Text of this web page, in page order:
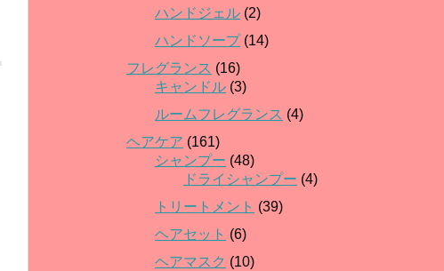
ハンドジェル (2)
ハンドソープ(14)
フレグランス (16)
キャンドル (3)
ルームフレグランス (4)
ヘアケア (161)
シャンプー (48)
ドライシャンプー (4)
トリートメント (39)
ヘアセット (6)
ヘアマスク (10)